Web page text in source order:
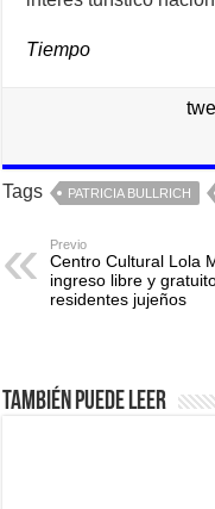
Tiempo
Tags PATRICIA BULLRICH
Previo
Centro Cultural Lola
ingreso libre y
residentes jujeños
También puede leer